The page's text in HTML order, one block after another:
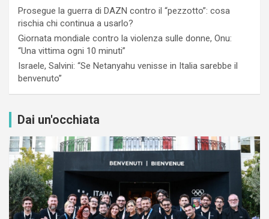
Prosegue la guerra di DAZN contro il “pezzotto”: cosa
rischia chi continua a usarlo?
Giornata mondiale contro la violenza sulle donne, Onu:
“Una vittima ogni 10 minuti”
Israele, Salvini: “Se Netanyahu venisse in Italia sarebbe il
benvenuto”
Dai un'occhiata